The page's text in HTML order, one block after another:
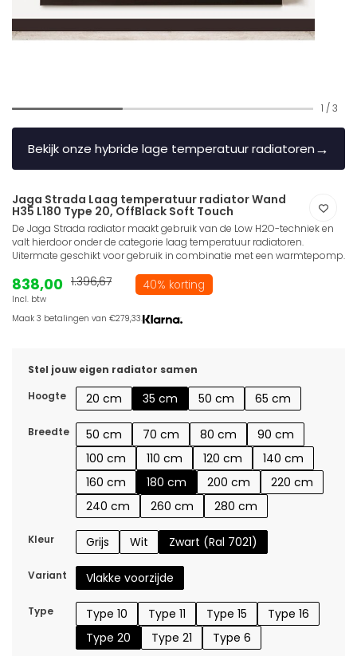
1 / 3
Bekijk onze hybride lage temperatuur radiatoren→
Jaga Strada Laag temperatuur radiator Wand
H35 L180 Type 20, OffBlack Soft Touch
De Jaga Strada radiator maakt gebruik van de Low H2O-techniek en
valt hierdoor onder de categorie laag temperatuur radiatoren.
Uitermate geschikt voor gebruik in combinatie met een warmtepomp.
838,00
Incl. btw
1.396,67 40% korting
Maak 3 betalingen van €279,33.
Stel jouw eigen radiator samen
Hoogte
20 cm 35 cm 50 cm 65 cm
Breedte 50 cm 70 cm 80 cm
90 cm
100 cm
110 cm 120 cm
140 cm
160 cm
180 cm 200 cm
220 cm
240 cm
260 cm 280 cm
Kleur Grijs Wit Zwart (Ral 7021)
Variant Vlakke voorzijde
Type Type 10 Type 11 Type 15
Type 16
Type 20
Type 21 Type 6